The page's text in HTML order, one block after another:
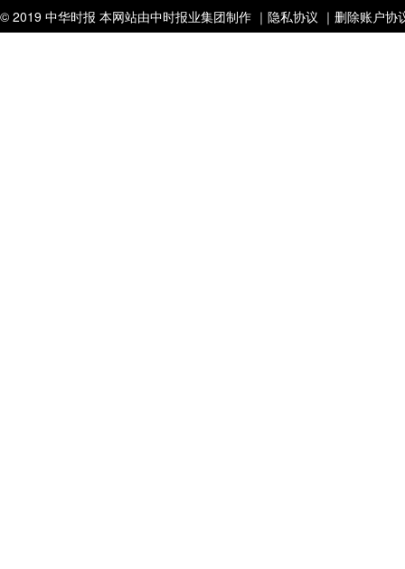
© 2019 中华时报 本网站由中时报业集团制作 ｜ 隐私协议 ｜ 删除账户协